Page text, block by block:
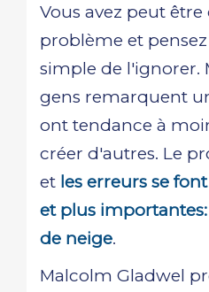
Vous avez peut
problème et
simple de l'ignorer.
gens remarquent
ont tendance à
créer d'autres. Le
et les erreurs se
et plus
de neige.
Malcolm Gladwel